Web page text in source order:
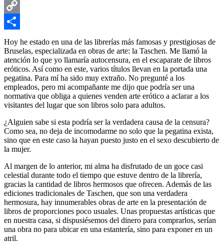
Email
Copy
Link
Compartir
Hoy he estado en una de las librerías más famosas y prestigiosas de
Bruselas, especializada en obras de arte: la Taschen. Me llamó la
atención lo que yo llamaría autocensura, en el escaparate de libros
eróticos. Así como en este, varios títulos llevan en la portada una
pegatina. Para mí ha sido muy extraño. No pregunté a los
empleados, pero mi acompañante me dijo que podría ser una
normativa que obliga a quienes venden arte erótico a aclarar a los
visitantes del lugar que son libros solo para adultos.
¿Alguien sabe si esta podría ser la verdadera causa de la censura?
Como sea, no deja de incomodarme no solo que la pegatina exista,
sino que en este caso la hayan puesto justo en el sexo descubierto de
la mujer.
Al margen de lo anterior, mi alma ha disfrutado de un goce casi
celestial durante todo el tiempo que estuve dentro de la librería,
gracias la cantidad de libros hermosos que ofrecen. Además de las
ediciones tradicionales de Taschen, que son una verdadera
hermosura, hay innumerables obras de arte en la presentación de
libros de proporciones poco usuales. Unas propuestas artísticas que
en nuestra casa, si dispusiésemos del dinero para comprarlos, serían
una obra no para ubicar en una estantería, sino para exponer en un
atril.